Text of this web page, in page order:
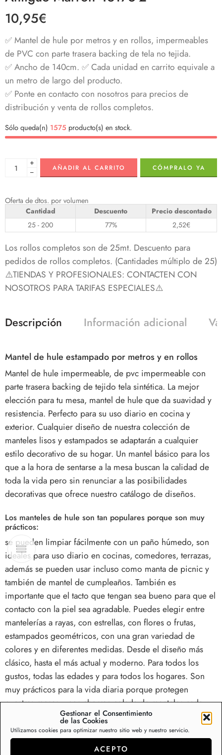
Gestionar el Consentimiento
de las Cookies
Utilizamos cookies para optimizar nuestro sitio web y nuestro servicio.
ACEPTO
10,95€
✅ Mantel de hule por metros y en rollos, impermeables
de PVC con parte trasera backing de tela no tejida.
✅ Ancho de 140cm. ✅ Cada unidad en carrito equivale a
un metro de largo del producto.
✅ Ponte en contacto con nosotros para precios de
distribución y venta de rollos completos.
Sólo queda(n) 1575 producto(s) en stock.
+
−
AÑADIR AL CARRITO CÓMPRALO YA
Oferta de dtos. por volumen
Cantidad Descuento
Precio descontado
25 - 200
77% 2,52€
Los rollos completos son de 25mt. Descuento para
pedidos de rollos completos. (Cantidades múltiplo de 25)
⚠️TIENDAS Y PROFESIONALES: CONTACTEN CON
NOSOTROS PARA TARIFAS ESPECIALES⚠️
Descripción Información adicional
Mantel de hule estampado por metros y en rollos
Mantel de hule impermeable, de pvc impermeable con
parte trasera backing de tejido tela sintética. La mejor
elección para tu mesa, mantel de hule que da suavidad y
resistencia. Perfecto para su uso diario en cocina y
exterior. Cualquier diseño de nuestra colección de
manteles lisos y estampados se adaptarán a cualquier
estilo decorativo de su hogar. Un mantel básico para los
que a la hora de sentarse a la mesa buscan la calidad de
toda la vida pero sin renunciar a las posibilidades
decorativas que ofrece nuestro catálogo de diseños.
Los manteles de hule son tan populares porque son muy
prácticos:
se pueden limpiar fácilmente con un paño húmedo, son
ideales para uso diario en cocinas, comedores, terrazas,
además se pueden usar incluso como manta de picnic y
también de mantel de cumpleaños. También es
importante que el tacto que tengan sea bueno para que el
contacto con la piel sea agradable. Puedes elegir entre
mantelerías a rayas, con estrellas, con flores o frutas,
estampados geométricos, con una gran variedad de
colores y en diferentes medidas. Desde el diseño más
clásico, hasta el más actual y moderno. Para todos los
gustos, todas las edades y para todos los hogares. Son
muy prácticos para la vida diaria porque protegen
nuestras mesas y nos ahorran colada de manteles cada
semana. Además en verano son muy prácticos sobre los
muebles de terraza y en el interior son la perfecta
solución para mesas de comedor y cocina. Disponemos